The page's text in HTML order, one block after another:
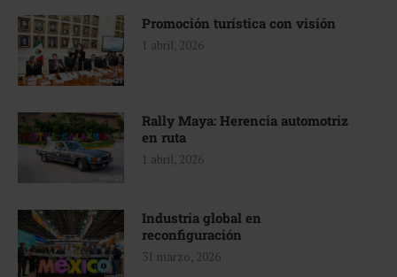
Promoción turística con visión
1 abril, 2026
Rally Maya: Herencia automotriz
en ruta
1 abril, 2026
Industria global en
reconfiguración
31 marzo, 2026